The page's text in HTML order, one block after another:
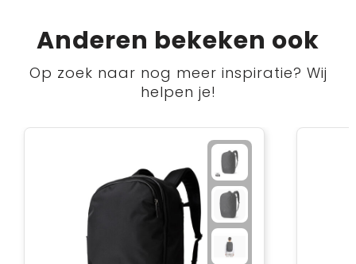
Anderen bekeken ook
Op zoek naar nog meer inspiratie? Wij
helpen je!